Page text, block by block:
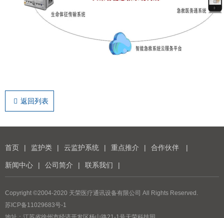
返回列表
首页 | 监护类 | 云监护系统 | 重点推介 | 合作伙伴 |
新闻中心 | 公司简介 | 联系我们 |
Copyright ©2004-2020 天荣医疗通讯设备有限公司 All Rights Reserved.
苏ICP备11029683号-1